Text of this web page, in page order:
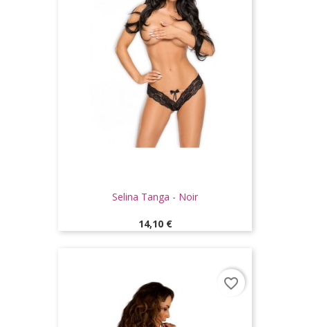
Selina Tanga - Noir
Prix
14,10 €
favorite_border